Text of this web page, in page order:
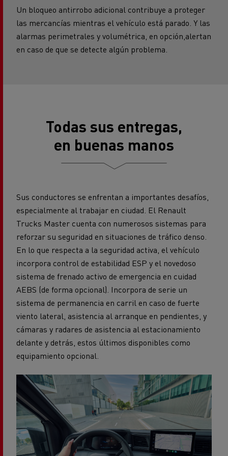
Un bloqueo antirrobo adicional contribuye a proteger
las mercancías mientras el vehículo está parado. Y las
alarmas perimetrales y volumétrica, en opción,alertan
en caso de que se detecte algún problema.
Todas sus entregas,
en buenas manos
Sus conductores se enfrentan a importantes desafíos,
especialmente al trabajar en ciudad. El Renault
Trucks Master cuenta con numerosos sistemas para
reforzar su seguridad en situaciones de tráfico denso.
En lo que respecta a la seguridad activa, el vehículo
incorpora control de estabilidad ESP y el novedoso
sistema de frenado activo de emergencia en cuidad
AEBS (de forma opcional). Incorpora de serie un
sistema de permanencia en carril en caso de fuerte
viento lateral, asistencia al arranque en pendientes, y
cámaras y radares de asistencia al estacionamiento
delante y detrás, estos últimos disponibles como
equipamiento opcional.